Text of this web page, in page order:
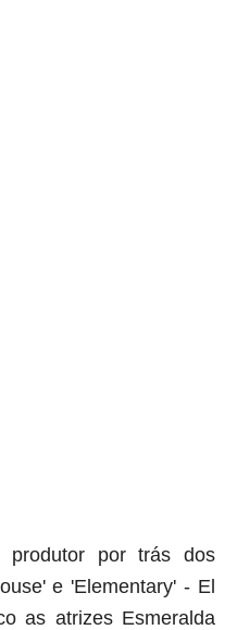
produtor por trás dos
e 'Elementary' - El
as atrizes Esmeralda